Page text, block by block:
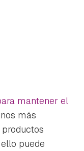
mantener el
más
puede